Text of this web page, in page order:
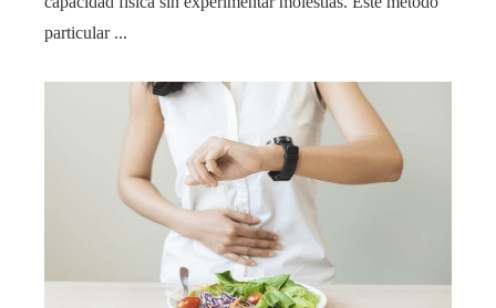
particular ...